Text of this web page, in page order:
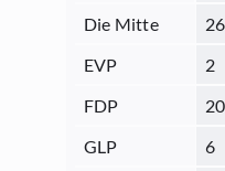
Die Mitte
26
EVP
2
FDP
20
GLP
6